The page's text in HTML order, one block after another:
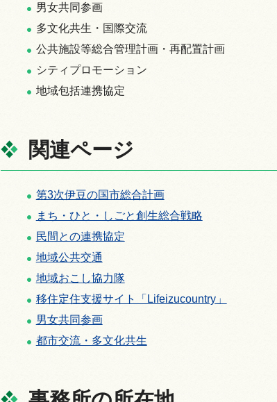
男女共同参画
多文化共生・国際交流
公共施設等総合管理計画・再配置計画
シティプロモーション
地域包括連携協定
関連ページ
第3次伊豆の国市総合計画
まち・ひと・しごと創生総合戦略
民間との連携協定
地域公共交通
地域おこし協力隊
移住定住支援サイト「Lifeizucountry」
男女共同参画
都市交流・多文化共生